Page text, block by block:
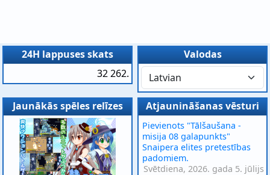
24H lappuses skats
32 262.
Valodas
Jaunākās spēles relīzes Atjaunināšanas vēsturi
Pievienots "Tālšaušana -
misija 08 galapunkts"
Snaipera elites pretestības
padomiem.
Svētdiena, 2026. gada 5. jūlijs